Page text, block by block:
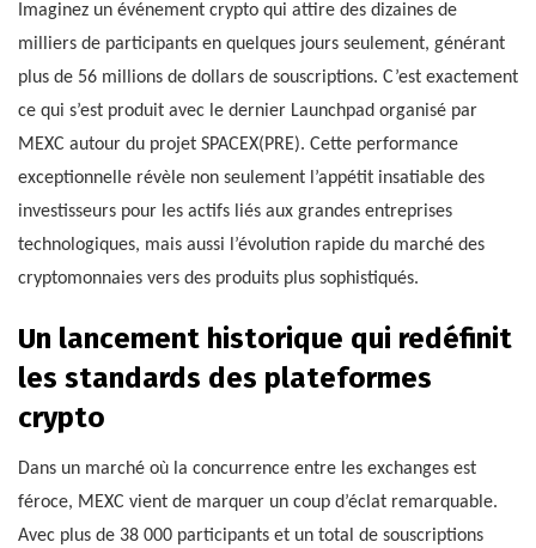
Imaginez un événement crypto qui attire des dizaines de
milliers de participants en quelques jours seulement, générant
plus de 56 millions de dollars de souscriptions. C’est exactement
ce qui s’est produit avec le dernier Launchpad organisé par
MEXC autour du projet SPACEX(PRE). Cette performance
exceptionnelle révèle non seulement l’appétit insatiable des
investisseurs pour les actifs liés aux grandes entreprises
technologiques, mais aussi l’évolution rapide du marché des
cryptomonnaies vers des produits plus sophistiqués.
Un lancement historique qui redéfinit
les standards des plateformes
crypto
Dans un marché où la concurrence entre les exchanges est
féroce, MEXC vient de marquer un coup d’éclat remarquable.
Avec plus de 38 000 participants et un total de souscriptions